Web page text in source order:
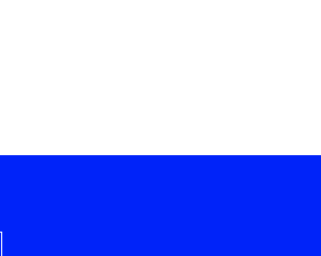
d'accessibilité